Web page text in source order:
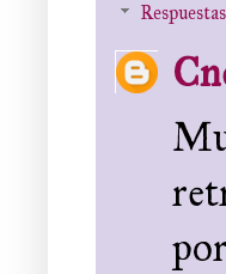
Respuestas